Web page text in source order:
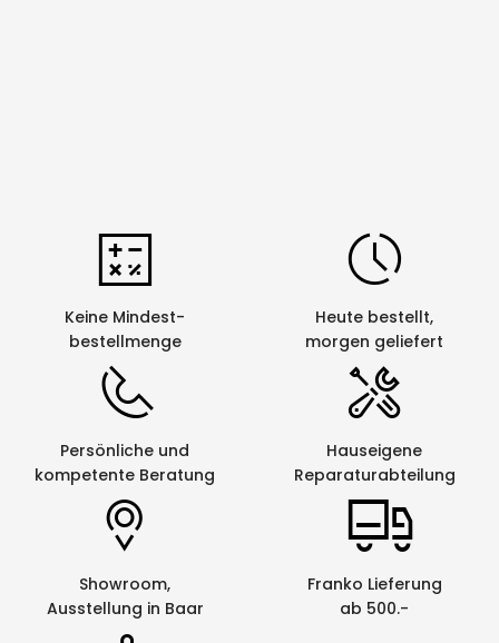
Keine Mindest-
bestellmenge
Heute bestellt,
morgen geliefert
Persönliche und
kompetente Beratung
Hauseigene
Reparaturabteilung
Showroom,
Ausstellung in Baar
Franko Lieferung
ab 500.-